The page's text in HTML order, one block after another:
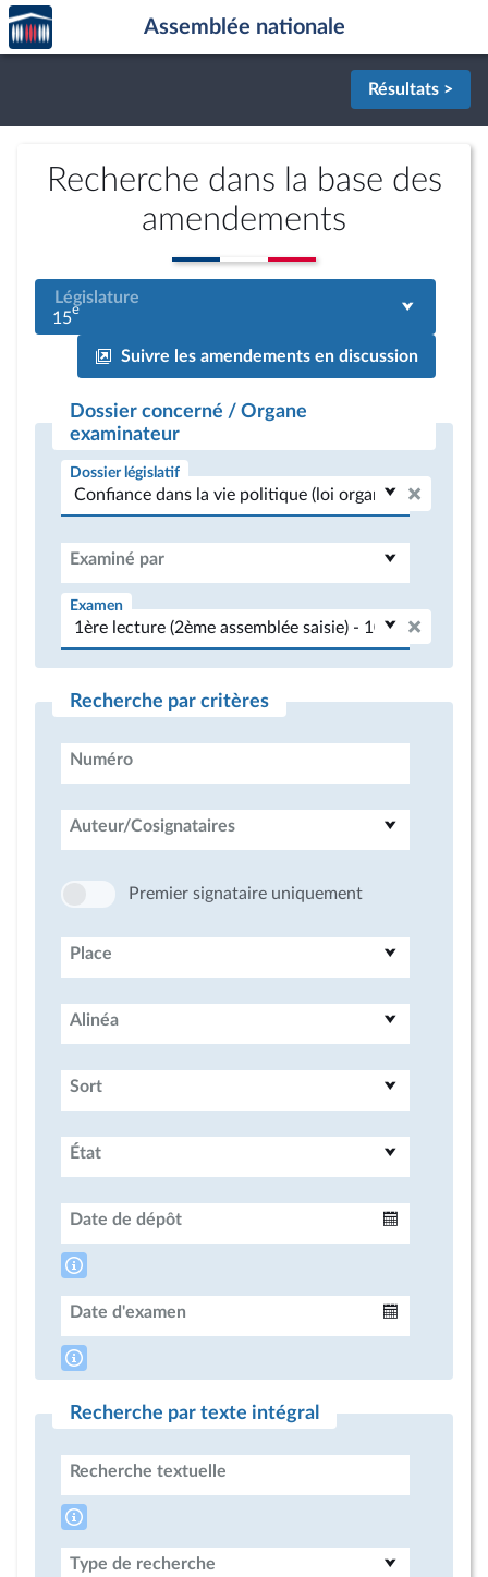
Aller au contenu
Aller en bas de la page
Accèder
à la
page
Assemblée nationale
Résultats >
Recherche dans la base des
amendements
Législature
15e
Suivre les amendements en discussion
Dossier concerné / Organe
examinateur
Dossier législatif
Examiné par
Examen
Recherche par critères
Numéro
Auteur/Cosignataires
Premier signataire uniquement
Place
Alinéa
Sort
État
Date de dépôt
Date d'examen
Recherche par texte intégral
Recherche textuelle
Type de recherche